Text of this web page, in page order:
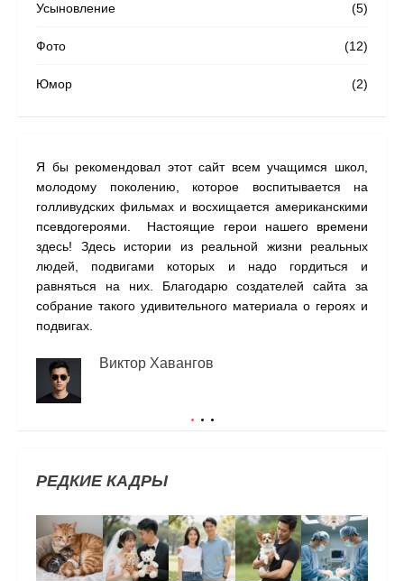
(5)
Усыновление
(12)
Фото
(2)
Юмор
Я бы рекомендовал этот сайт всем учащимся школ,
молодому поколению, которое воспитывается на
голливудских фильмах и восхищается американскими
псевдогероями. Настоящие герои нашего времени
здесь! Здесь истории из реальной жизни реальных
людей, подвигами которых и надо гордиться и
равняться на них. Благодарю создателей сайта за
собрание такого удивительного материала о героях и
подвигах.
Виктор Хавангов
РЕДКИЕ КАДРЫ